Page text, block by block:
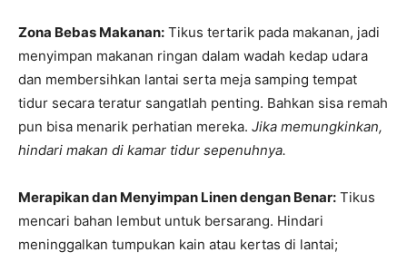
Zona Bebas Makanan: Tikus tertarik pada makanan, jadi
menyimpan makanan ringan dalam wadah kedap udara
dan membersihkan lantai serta meja samping tempat
tidur secara teratur sangatlah penting. Bahkan sisa remah
pun bisa menarik perhatian mereka. Jika memungkinkan,
hindari makan di kamar tidur sepenuhnya.
Merapikan dan Menyimpan Linen dengan Benar: Tikus
mencari bahan lembut untuk bersarang. Hindari
meninggalkan tumpukan kain atau kertas di lantai;